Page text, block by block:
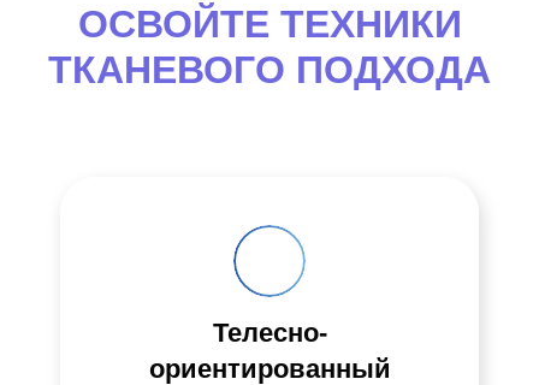
ОСВОЙТЕ ТЕХНИКИ
ТКАНЕВОГО ПОДХОДА
Телесно-
ориентированный